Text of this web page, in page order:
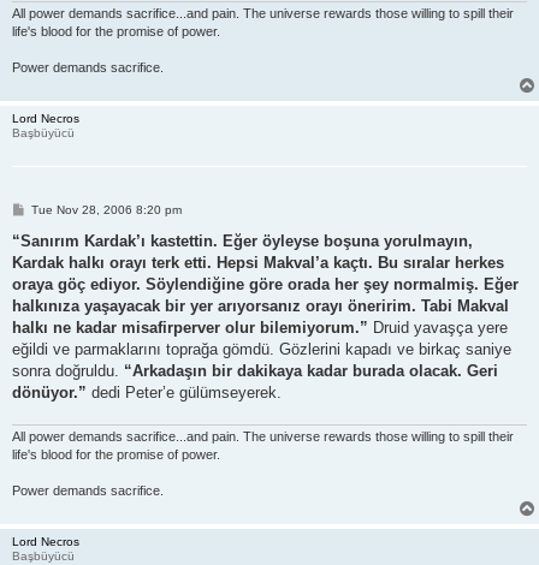
All power demands sacrifice...and pain. The universe rewards those willing to spill their
life's blood for the promise of power.
Power demands sacrifice.
Lord Necros
Başbüyücü
P
s
Tue Nov 28, 2006 8:20 pm
“Sanırım Kardak’ı kastettin. Eğer öyleyse boşuna yorulmayın,
Kardak halkı orayı terk etti. Hepsi Makval’a kaçtı. Bu sıralar herkes
oraya göç ediyor. Söylendiğine göre orada her şey normalmiş. Eğer
halkınıza yaşayacak bir yer arıyorsanız orayı öneririm. Tabi Makval
halkı ne kadar misafirperver olur bilemiyorum.” Druid yavaşça yere
eğildi ve parmaklarını toprağa gömdü. Gözlerini kapadı ve birkaç saniye
sonra doğruldu. “Arkadaşın bir dakikaya kadar burada olacak. Geri
dönüyor.” dedi Peter’e gülümseyerek.
All power demands sacrifice...and pain. The universe rewards those willing to spill their
life's blood for the promise of power.
Power demands sacrifice.
Lord Necros
Başbüyücü